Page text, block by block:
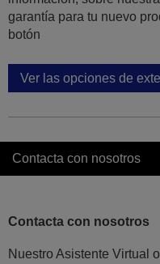
garantía para tu nuevo
botón
Ver las opciones de
Contacta con nosotros
Contacta con nosotros
Nuestro Asistente Virtual